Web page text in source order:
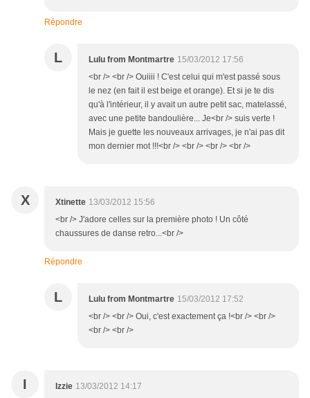
Répondre
L Lulu from Montmartre 15/03/2012 17:56
<br /> <br /> Ouiiii ! C'est celui qui m'est passé sous
le nez (en fait il est beige et orange). Et si je te dis
qu'à l'intérieur, il y avait un autre petit sac, matelassé,
avec une petite bandoulière... Je<br /> suis verte !
Mais je guette les nouveaux arrivages, je n'ai pas dit
mon dernier mot !!!<br /> <br /> <br /> <br />
X Xtinette 13/03/2012 15:56
<br /> J'adore celles sur la première photo ! Un côté
chaussures de danse retro...<br />
Répondre
L Lulu from Montmartre 15/03/2012 17:52
<br /> <br /> Oui, c'est exactement ça !<br /> <br />
<br /> <br />
I Izzie 13/03/2012 14:17